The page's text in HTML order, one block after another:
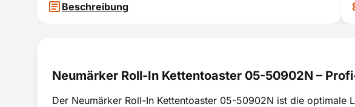
Beschreibung
Neumärker Roll-In Kettentoaster 05-50902N –
Der Neumärker Roll-In Kettentoaster 05-50902N ist die optimale